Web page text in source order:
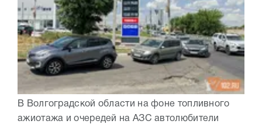
В Волгоградской области на фоне топливного
ажиотажа и очередей на АЗС автолюбители